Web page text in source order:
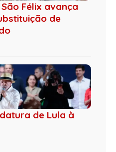
Félix avança
de
de Lula à